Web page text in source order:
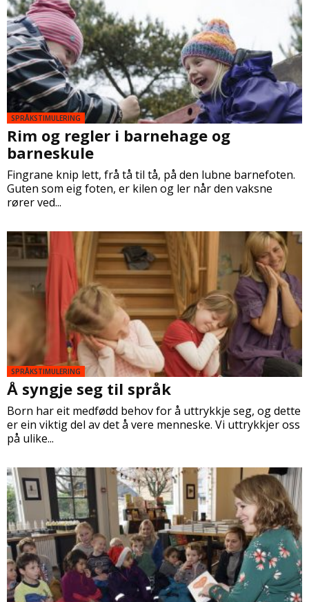
SPRÅKSTIMULERING
Rim og regler i barnehage og
barneskule
Fingrane knip lett, frå tå til tå, på den lubne barnefoten.
Guten som eig foten, er kilen og ler når den vaksne
rører ved...
SPRÅKSTIMULERING
Å syngje seg til språk
Born har eit medfødd behov for å uttrykkje seg, og dette
er ein viktig del av det å vere menneske. Vi uttrykkjer oss
på ulike...